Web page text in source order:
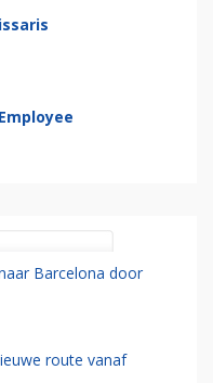
Barcelona door
route vanaf